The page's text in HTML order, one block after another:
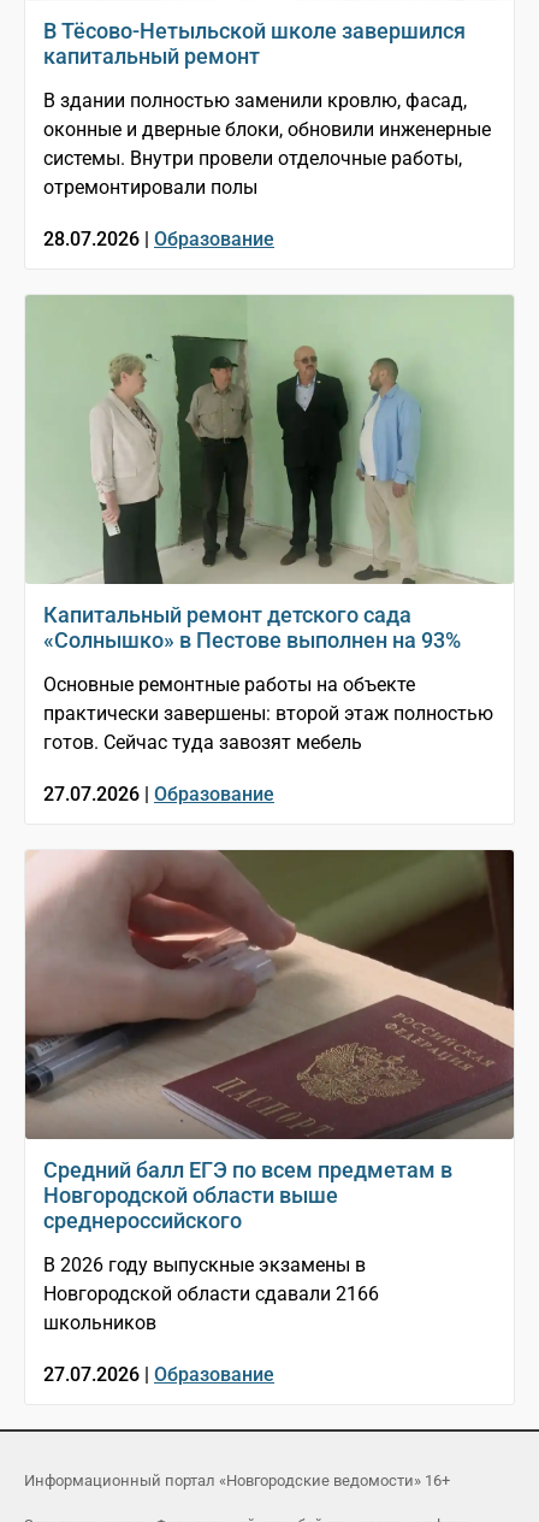
В Тёсово-Нетыльской школе завершился
капитальный ремонт
В здании полностью заменили кровлю, фасад,
оконные и дверные блоки, обновили инженерные
системы. Внутри провели отделочные работы,
отремонтировали полы
28.07.2026 | Образование
Капитальный ремонт детского сада
«Солнышко» в Пестове выполнен на 93%
Основные ремонтные работы на объекте
практически завершены: второй этаж полностью
готов. Сейчас туда завозят мебель
27.07.2026 | Образование
Средний балл ЕГЭ по всем предметам в
Новгородской области выше
среднероссийского
В 2026 году выпускные экзамены в
Новгородской области сдавали 2166
школьников
27.07.2026 | Образование
Информационный портал «Новгородские ведомости» 16+